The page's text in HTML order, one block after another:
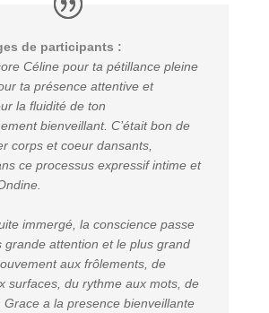
de participants :
Céline pour ta pétillance pleine
ta présence attentive et
la fluidité de ton
bienveillant. C’était bon de
corps et coeur dansants,
ce processus expressif intime et
immergé, la conscience passe
grande attention et le plus grand
aux frôlements, de
surfaces, du rythme aux mots, de
Grace a la presence bienveillante